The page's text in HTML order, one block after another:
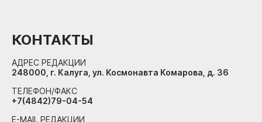
КОНТАКТЫ
АДРЕС РЕДАКЦИИ
248000, г. Калуга, ул. Космонавта Комарова, д. 36
ТЕЛЕФОН/ФАКС
+7(4842)79-04-54
E-MAIL РЕДАКЦИИ